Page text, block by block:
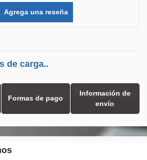
Agrega una reseña
de carga..
Formas de pago
Información de
envío